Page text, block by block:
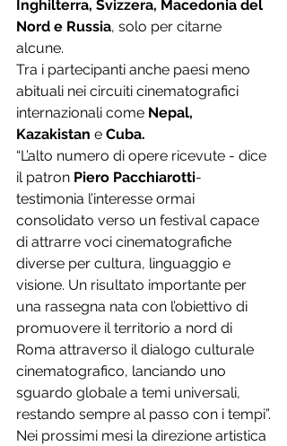
Inghilterra, Svizzera, Macedonia del
Nord e Russia, solo per citarne
alcune.
Tra i partecipanti anche paesi meno
abituali nei circuiti cinematografici
internazionali come Nepal,
Kazakistan e Cuba.
“L’alto numero di opere ricevute - dice
il patron Piero Pacchiarotti-
testimonia l’interesse ormai
consolidato verso un festival capace
di attrarre voci cinematografiche
diverse per cultura, linguaggio e
visione. Un risultato importante per
una rassegna nata con l’obiettivo di
promuovere il territorio a nord di
Roma attraverso il dialogo culturale
cinematografico, lanciando uno
sguardo globale a temi universali,
restando sempre al passo con i tempi”.
Nei prossimi mesi la direzione artistica